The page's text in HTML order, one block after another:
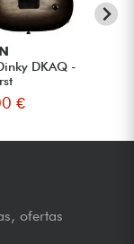
DKAQ -
€
ofertas